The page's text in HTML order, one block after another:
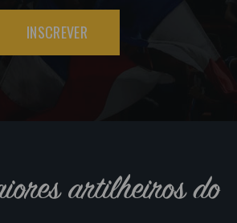
INSCREVER
artilheiros do